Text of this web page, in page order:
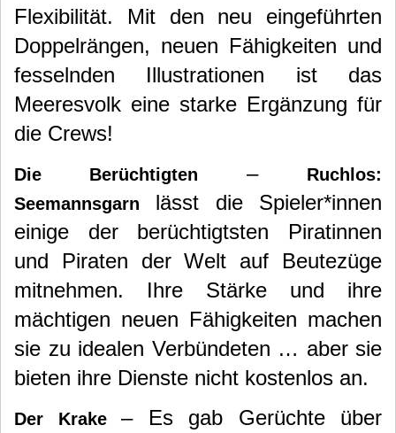
Flexibilität. Mit den neu eingeführten
Doppelrängen, neuen Fähigkeiten und
fesselnden Illustrationen ist das
Meeresvolk eine starke Ergänzung für
die Crews!
Die Berüchtigten –
Ruchlos:
Seemannsgarn
lässt die Spieler*innen
einige der berüchtigtsten Piratinnen
und Piraten der Welt auf Beutezüge
mitnehmen. Ihre Stärke und ihre
mächtigen neuen Fähigkeiten machen
sie zu idealen Verbündeten … aber sie
bieten ihre Dienste nicht kostenlos an.
Der Krake – Es gab Gerüchte über